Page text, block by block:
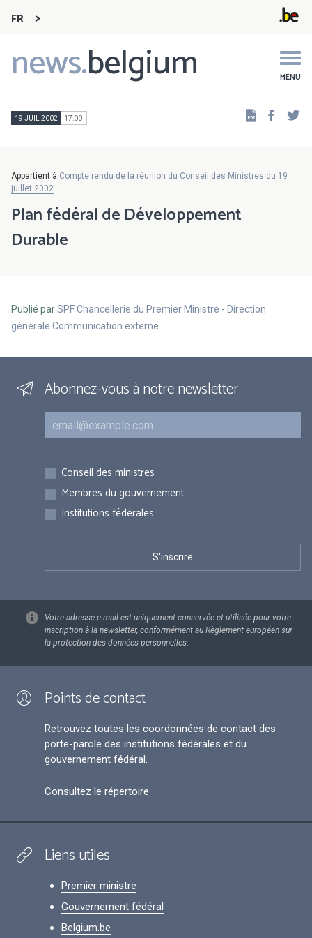
FR
news.belgium MENU
Main
navigation
19 JUIL 2002 17:00
Appartient à Compte rendu de la réunion du Conseil des Ministres du 19
juillet 2002
Plan fédéral de Développement
Durable
Publié parSPF Chancellerie du Premier Ministre - Direction
générale Communication externe
Abonnez-vous à notre newsletter
Courriel
Inscriptions
Conseil des ministres
Membres du gouvernement
Institutions fédérales
Votre adresse e-mail est uniquement conservée et utilisée pour votre
inscription à la newsletter, conformément au Règlement européen sur
la protection des données personnelles.
Points de contact
Retrouvez toutes les coordonnées de contact des
porte-parole des institutions fédérales et du
gouvernement fédéral.
Consultez le répertoire
Liens utiles
Premier ministre
Gouvernement fédéral
Belgium.be